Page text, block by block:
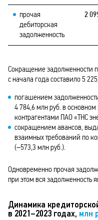
прочая
дебиторская
задолженность
2
Сокращение задолженности
с начала года составило 5
погашением
4 784,6 млн руб. в основном
контрагентами ПАО «ТНС
сокращением авансов,
взаимных требований по
(–573,3 млн руб.).
Одновременно прочая
при этом вся задолженность
Динамика
в 2021–2023 годах, млн